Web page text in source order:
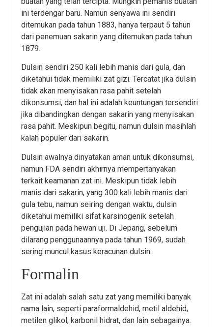
ini terdengar baru. Namun senyawa ini sendiri
ditemukan pada tahun 1883, hanya terpaut 5 tahun
dari penemuan sakarin yang ditemukan pada tahun
1879.
Dulsin sendiri 250 kali lebih manis dari gula, dan
diketahui tidak memiliki zat gizi. Tercatat jika dulsin
tidak akan menyisakan rasa pahit setelah
dikonsumsi, dan hal ini adalah keuntungan tersendiri
jika dibandingkan dengan sakarin yang menyisakan
rasa pahit. Meskipun begitu, namun dulsin masihlah
kalah populer dari sakarin.
Dulsin awalnya dinyatakan aman untuk dikonsumsi,
namun FDA sendiri akhirnya mempertanyakan
terkait keamanan zat ini. Meskipun tidak lebih
manis dari sakarin, yang 300 kali lebih manis dari
gula tebu, namun seiring dengan waktu, dulsin
diketahui memiliki sifat karsinogenik setelah
pengujian pada hewan uji. Di Jepang, sebelum
dilarang penggunaannya pada tahun 1969, sudah
sering muncul kasus keracunan dulsin.
Formalin
Zat ini adalah salah satu zat yang memiliki banyak
nama lain, seperti paraformaldehid, metil aldehid,
metilen glikol, karbonil hidrat, dan lain sebagainya.